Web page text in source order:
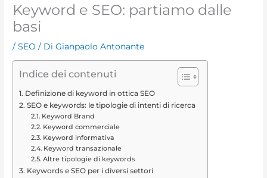
Keyword e SEO: partiamo dalle
basi
/SEO / DiGianpaolo Antonante
Indice dei contenuti
Definizione di keyword in ottica SEO
SEO e keywords: le tipologie di intenti di ricerca
Keyword Brand
Keyword commerciale
Keyword informativa
Keyword transazionale
Altre tipologie di keywords
Keywords e SEO per i diversi settori